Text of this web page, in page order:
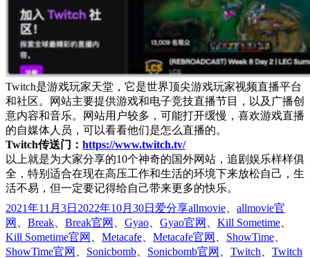
Twitch是游戏玩家天堂，它是世界顶尖游戏玩家视频直播平台
和社区。网站主要提供游戏和电子竞技直播节目，以及广播创
意内容和音乐。网站用户较多，可能打开缓慢，喜欢游戏直播
的自媒体人员，可以看看他们是怎么直播的。
Twitch传送门： https://www.twitch.tv/
以上就是为大家分享的10个神奇的国外网站，追剧娱乐样样俱
全，特别适合在现在高压工作和生活的环境下来放松自己，生
活不易，但一定要记得给自己带来更多的快乐。
发
布
于
2021年11月3日 2022年10月30日 分
类
爱分享标
签
allmovie、 allmovie官
网 、 Break、 Break官网 、 Gyao、 Gyao官网 、 Kill Sometime、
Kill Sometime官网 、 Metacafe、 Metacafe官网 、 ShowTime、
ShowTime官网 、 Sonicbomb、 Sonicbomb官网 、 Twitch、 Twitch